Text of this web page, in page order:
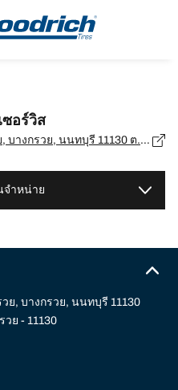
อร์วิส
168 หมู่ที่1 ต.ศาลากลาง อ.บางกรวย, บางกรวย, นนทบุรี 11130 ต.ศาลากลาง, อ.บางกรวย, บางกรวย - 11130
จำหน่าย
ย, บางกรวย, นนทบุรี 11130
ย - 11130